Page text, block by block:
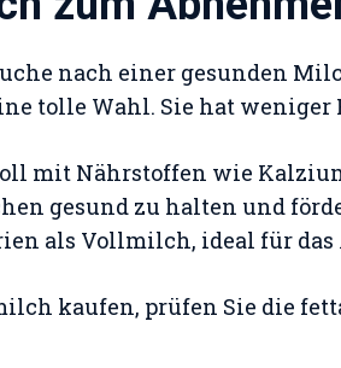
nach einer gesunden
tolle Wahl. Sie hat weniger
mit Nährstoffen wie
gesund zu halten und
als Vollmilch, ideal für das
kaufen, prüfen Sie die